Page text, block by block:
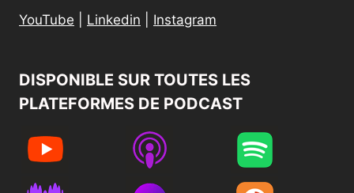
YouTube Linkedin Instagram
DISPONIBLE SUR TOUTES LES
PLATEFORMES DE PODCAST​